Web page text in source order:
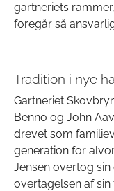
gartneriets
foregår så
Tradition i nye
Gartneriet
Benno og John
drevet som
generation for
Jensen overtog
overtagelsen af